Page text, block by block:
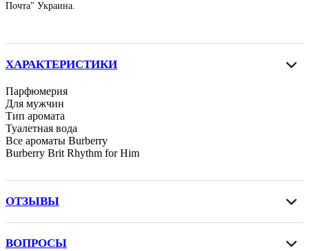
Почта" Украина.
ХАРАКТЕРИСТИКИ
Парфюмерия
Для мужчин
Тип аромата
Туалетная вода
Все ароматы Burberry
Burberry Brit Rhythm for Him
ОТЗЫВЫ
ВОПРОСЫ